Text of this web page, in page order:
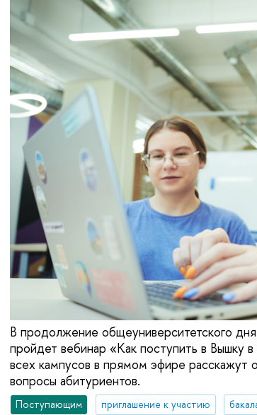
В продолжение общеуниверситетского
пройдет вебинар «Как поступить в Вышку
всех кампусов в прямом эфире расскажут
вопросы абитуриентов.
Поступающим приглашение к участию